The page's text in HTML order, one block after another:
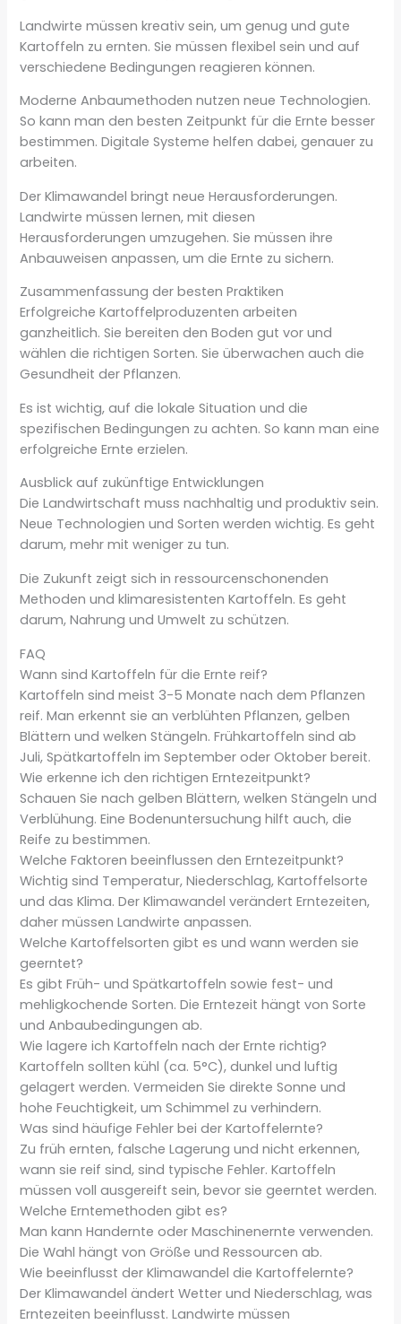
Landwirte müssen kreativ sein, um genug und gute
Kartoffeln zu ernten. Sie müssen flexibel sein und auf
verschiedene Bedingungen reagieren können.
Moderne Anbaumethoden nutzen neue Technologien.
So kann man den besten Zeitpunkt für die Ernte besser
bestimmen. Digitale Systeme helfen dabei, genauer zu
arbeiten.
Der Klimawandel bringt neue Herausforderungen.
Landwirte müssen lernen, mit diesen
Herausforderungen umzugehen. Sie müssen ihre
Anbauweisen anpassen, um die Ernte zu sichern.
Zusammenfassung der besten Praktiken
Erfolgreiche Kartoffelproduzenten arbeiten
ganzheitlich. Sie bereiten den Boden gut vor und
wählen die richtigen Sorten. Sie überwachen auch die
Gesundheit der Pflanzen.
Es ist wichtig, auf die lokale Situation und die
spezifischen Bedingungen zu achten. So kann man eine
erfolgreiche Ernte erzielen.
Ausblick auf zukünftige Entwicklungen
Die Landwirtschaft muss nachhaltig und produktiv sein.
Neue Technologien und Sorten werden wichtig. Es geht
darum, mehr mit weniger zu tun.
Die Zukunft zeigt sich in ressourcenschonenden
Methoden und klimaresistenten Kartoffeln. Es geht
darum, Nahrung und Umwelt zu schützen.
FAQ
Wann sind Kartoffeln für die Ernte reif?
Kartoffeln sind meist 3-5 Monate nach dem Pflanzen
reif. Man erkennt sie an verblühten Pflanzen, gelben
Blättern und welken Stängeln. Frühkartoffeln sind ab
Juli, Spätkartoffeln im September oder Oktober bereit.
Wie erkenne ich den richtigen Erntezeitpunkt?
Schauen Sie nach gelben Blättern, welken Stängeln und
Verblühung. Eine Bodenuntersuchung hilft auch, die
Reife zu bestimmen.
Welche Faktoren beeinflussen den Erntezeitpunkt?
Wichtig sind Temperatur, Niederschlag, Kartoffelsorte
und das Klima. Der Klimawandel verändert Erntezeiten,
daher müssen Landwirte anpassen.
Welche Kartoffelsorten gibt es und wann werden sie
geerntet?
Es gibt Früh- und Spätkartoffeln sowie fest- und
mehligkochende Sorten. Die Erntezeit hängt von Sorte
und Anbaubedingungen ab.
Wie lagere ich Kartoffeln nach der Ernte richtig?
Kartoffeln sollten kühl (ca. 5°C), dunkel und luftig
gelagert werden. Vermeiden Sie direkte Sonne und
hohe Feuchtigkeit, um Schimmel zu verhindern.
Was sind häufige Fehler bei der Kartoffelernte?
Zu früh ernten, falsche Lagerung und nicht erkennen,
wann sie reif sind, sind typische Fehler. Kartoffeln
müssen voll ausgereift sein, bevor sie geerntet werden.
Welche Erntemethoden gibt es?
Man kann Handernte oder Maschinenernte verwenden.
Die Wahl hängt von Größe und Ressourcen ab.
Wie beeinflusst der Klimawandel die Kartoffelernte?
Der Klimawandel ändert Wetter und Niederschlag, was
Erntezeiten beeinflusst. Landwirte müssen